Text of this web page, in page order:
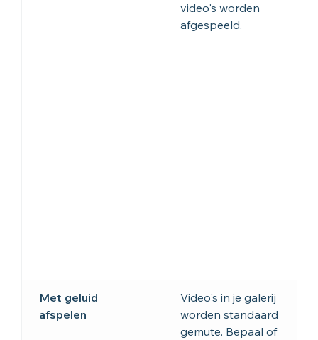
video's worden
afgespeeld.
Met geluid
afspelen
Video's in je galerij
worden standaard
gemute. Bepaal of